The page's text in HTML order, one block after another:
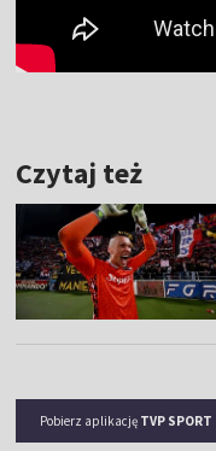
Czytaj też
Pobierz aplikację TVP SPORT